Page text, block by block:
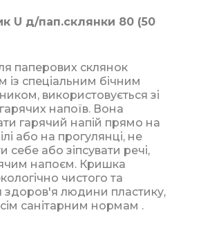
U д/пап.склянки 80 (50
паперових склянок
спеціальним бічним
використовується зі
напоїв. Вона
гарячий напій прямо на
або на прогулянці, не
себе або зіпсувати речі,
напоєм. Кришка
чистого та
здоров'я людини пластику,
санітарним нормам .